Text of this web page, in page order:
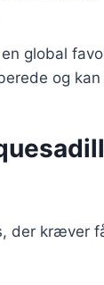
global
og
der kræver